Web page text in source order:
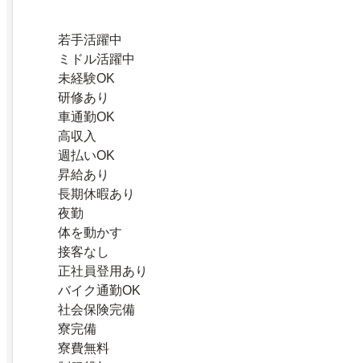
若手活躍中
ミドル活躍中
未経験OK
研修あり
車通勤OK
高収入
週払いOK
昇給あり
長期休暇あり
夜勤
体を動かす
接客なし
正社員登用あり
バイク通勤OK
社会保険完備
寮完備
寮費無料